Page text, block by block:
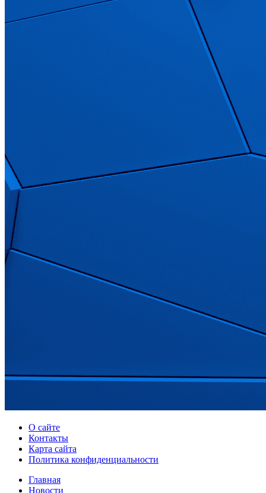
О сайте
Контакты
Карта сайта
Политика конфиденциальности
Главная
Новости